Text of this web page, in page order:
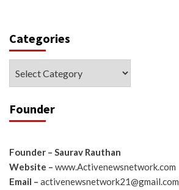
Categories
Founder
Founder – Saurav Rauthan
Website – www.Activenewsnetwork.com
Email – activenewsnetwork21@gmail.com